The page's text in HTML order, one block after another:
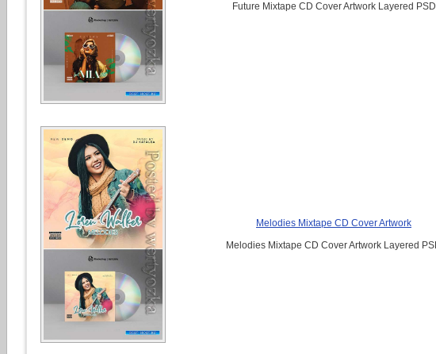
Future Mixtape CD Cover Artwork Layered PSD
Melodies Mixtape CD Cover Artwork
Melodies Mixtape CD Cover Artwork Layered